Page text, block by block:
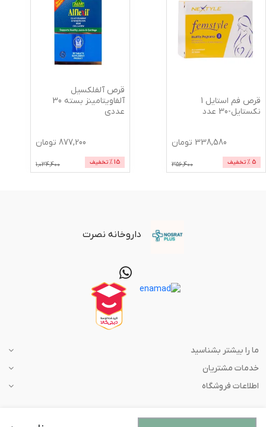
قرص فم استایل 1
نکستایل-30 عدد
338,580 تومان
5 % تخفیف 356,400
قرص آلفلکسیل
آلفاویتامینز بسته 30
عددی
877,200 تومان
15 % تخفیف 1,034,400
داروخانه نصرت
ما را بیشتر بشناسید
خدمات مشتریان
اطلاعات فروشگاه